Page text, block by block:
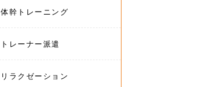
体幹トレーニング
トレーナー派遣
リラクゼーション